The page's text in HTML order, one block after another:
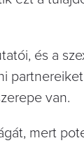
és a
van.
mert